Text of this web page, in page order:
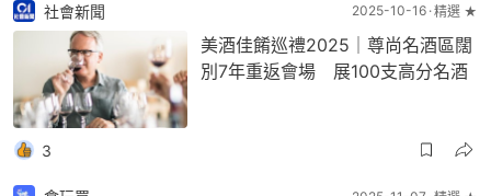
社會新聞 2025-10-16 精選 ★
美酒佳餚巡禮2025｜尊尚名酒區闊
別7年重返會場 展100支高分名酒
3